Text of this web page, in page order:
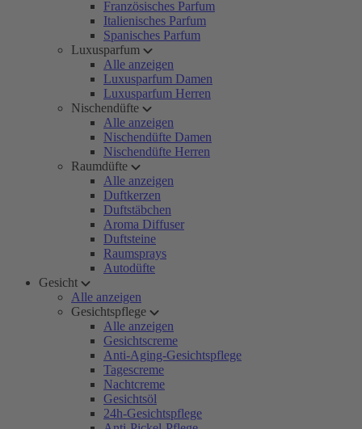
Französisches Parfum
Italienisches Parfum
Spanisches Parfum
Luxusparfum
Alle anzeigen
Luxusparfum Damen
Luxusparfum Herren
Nischendüfte
Alle anzeigen
Nischendüfte Damen
Nischendüfte Herren
Raumdüfte
Alle anzeigen
Duftkerzen
Duftstäbchen
Aroma Diffuser
Duftsteine
Raumsprays
Autodüfte
Gesicht
Alle anzeigen
Gesichtspflege
Alle anzeigen
Gesichtscreme
Anti-Aging-Gesichtspflege
Tagescreme
Nachtcreme
Gesichtsöl
24h-Gesichtspflege